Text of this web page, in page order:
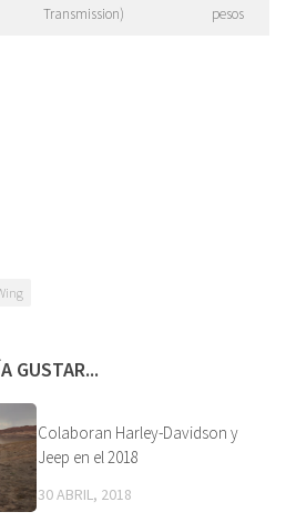
Transmission)
pesos
GUSTAR...
Colaboran Harley-Davidson y
Jeep en el 2018
30 ABRIL, 2018